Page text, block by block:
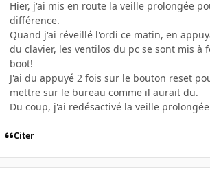
Hier, j'ai mis en route la veille prolongée
différence.
Quand j'ai réveillé l'ordi ce matin, en
du clavier, les ventilos du pc se sont mis à
boot!
J'ai du appuyé 2 fois sur le bouton reset
mettre sur le bureau comme il aurait du.
Du coup, j'ai redésactivé la veille
Citer